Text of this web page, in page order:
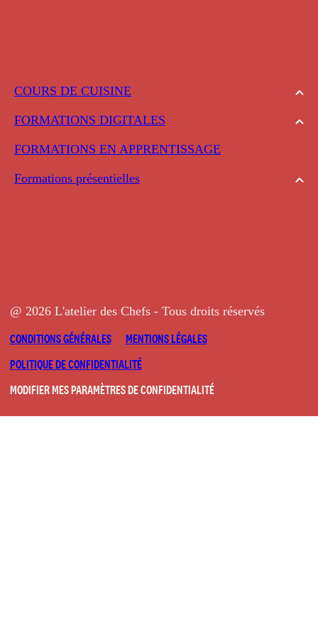
COURS DE CUISINE
FORMATIONS DIGITALES
FORMATIONS EN APPRENTISSAGE
Formations présentielles
@ 2026 L'atelier des Chefs - Tous droits réservés
CONDITIONS GÉNÉRALES
MENTIONS LÉGALES
POLITIQUE DE CONFIDENTIALITÉ
MODIFIER MES PARAMÈTRES DE CONFIDENTIALITÉ